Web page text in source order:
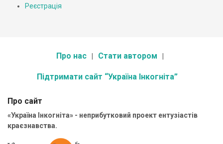
Реєстрація
Про нас Стати автором
Підтримати сайт “Україна Інкогніта”
Про сайт
«Україна Інкогніта» - неприбутковий проект ентузіастів
краєзнавства.